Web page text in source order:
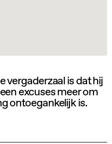
vergaderzaal is dat hij
excuses meer om
ontoegankelijk is.